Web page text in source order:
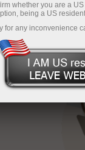
时可获
其他促
赛道速
观。
您的专属
充值$333—选
无风险交
我们保证
最高
whether you are a
being a US
for any inconvenience